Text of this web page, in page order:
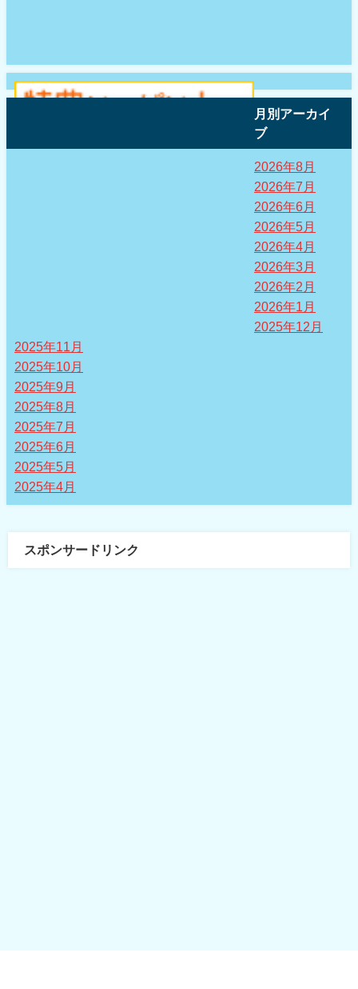
月別アーカイ
ブ
2026年8月
2026年7月
2026年6月
2026年5月
2026年4月
2026年3月
2026年2月
2026年1月
2025年12月
2025年11月
2025年10月
2025年9月
2025年8月
2025年7月
2025年6月
2025年5月
2025年4月
スポンサードリンク